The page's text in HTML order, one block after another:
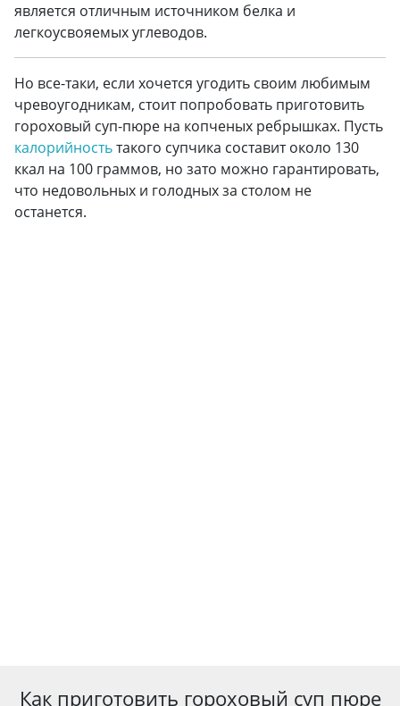
является отличным источником белка и
легкоусвояемых углеводов.
Но все-таки, если хочется угодить своим любимым
чревоугодникам, стоит попробовать приготовить
гороховый суп-пюре на копченых ребрышках. Пусть
калорийностьтакого супчика составит около 130
ккал на 100 граммов, но зато можно гарантировать,
что недовольных и голодных за столом не
останется.
Как приготовить гороховый суп пюре